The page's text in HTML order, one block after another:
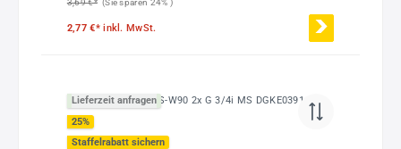
3,69 €* (Sie sparen 24% )
2,77 €*inkl. MwSt.
Lieferzeit anfragen
25%
Staffelrabatt sichern